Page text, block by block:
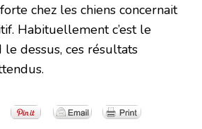
chez les chiens concernait
Habituellement c’est le
dessus, ces résultats